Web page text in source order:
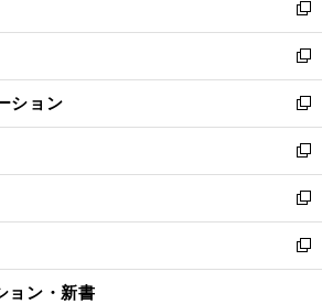
く
で
開
く
ド
ウ
で
開
く
新
し
い
ウ
ィ
ン
ド
ウ
で
開
く
新
し
い
ウ
ィ
ン
ド
ウ
で
開
ション
新
し
い
ウ
ィ
ン
ド
ウ
新
し
い
ウ
ィ
ン
新
し
い
ウ
新
し
ョン・新書